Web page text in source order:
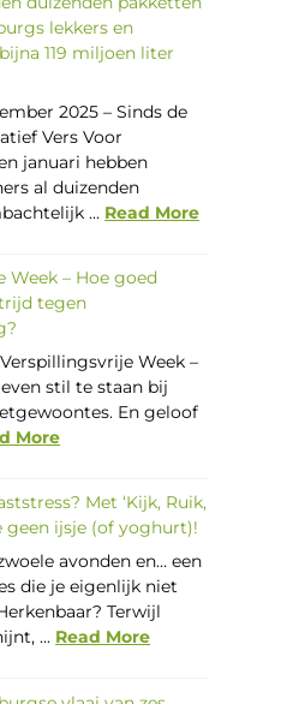
lekkers en
119 miljoen liter
2025 – Sinds de
Vers Voor
januari hebben
al duizenden
... Read More
Week – Hoe goed
tegen
Week –
stil te staan bij
En geloof
More
Met ‘Kijk, Ruik,
geen ijsje (of yoghurt)!
avonden en… een
die je eigenlijk niet
Terwijl
... Read More